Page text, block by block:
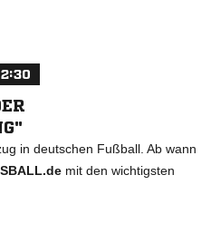
in deutschen Fußball. Ab wann
mit den wichtigsten